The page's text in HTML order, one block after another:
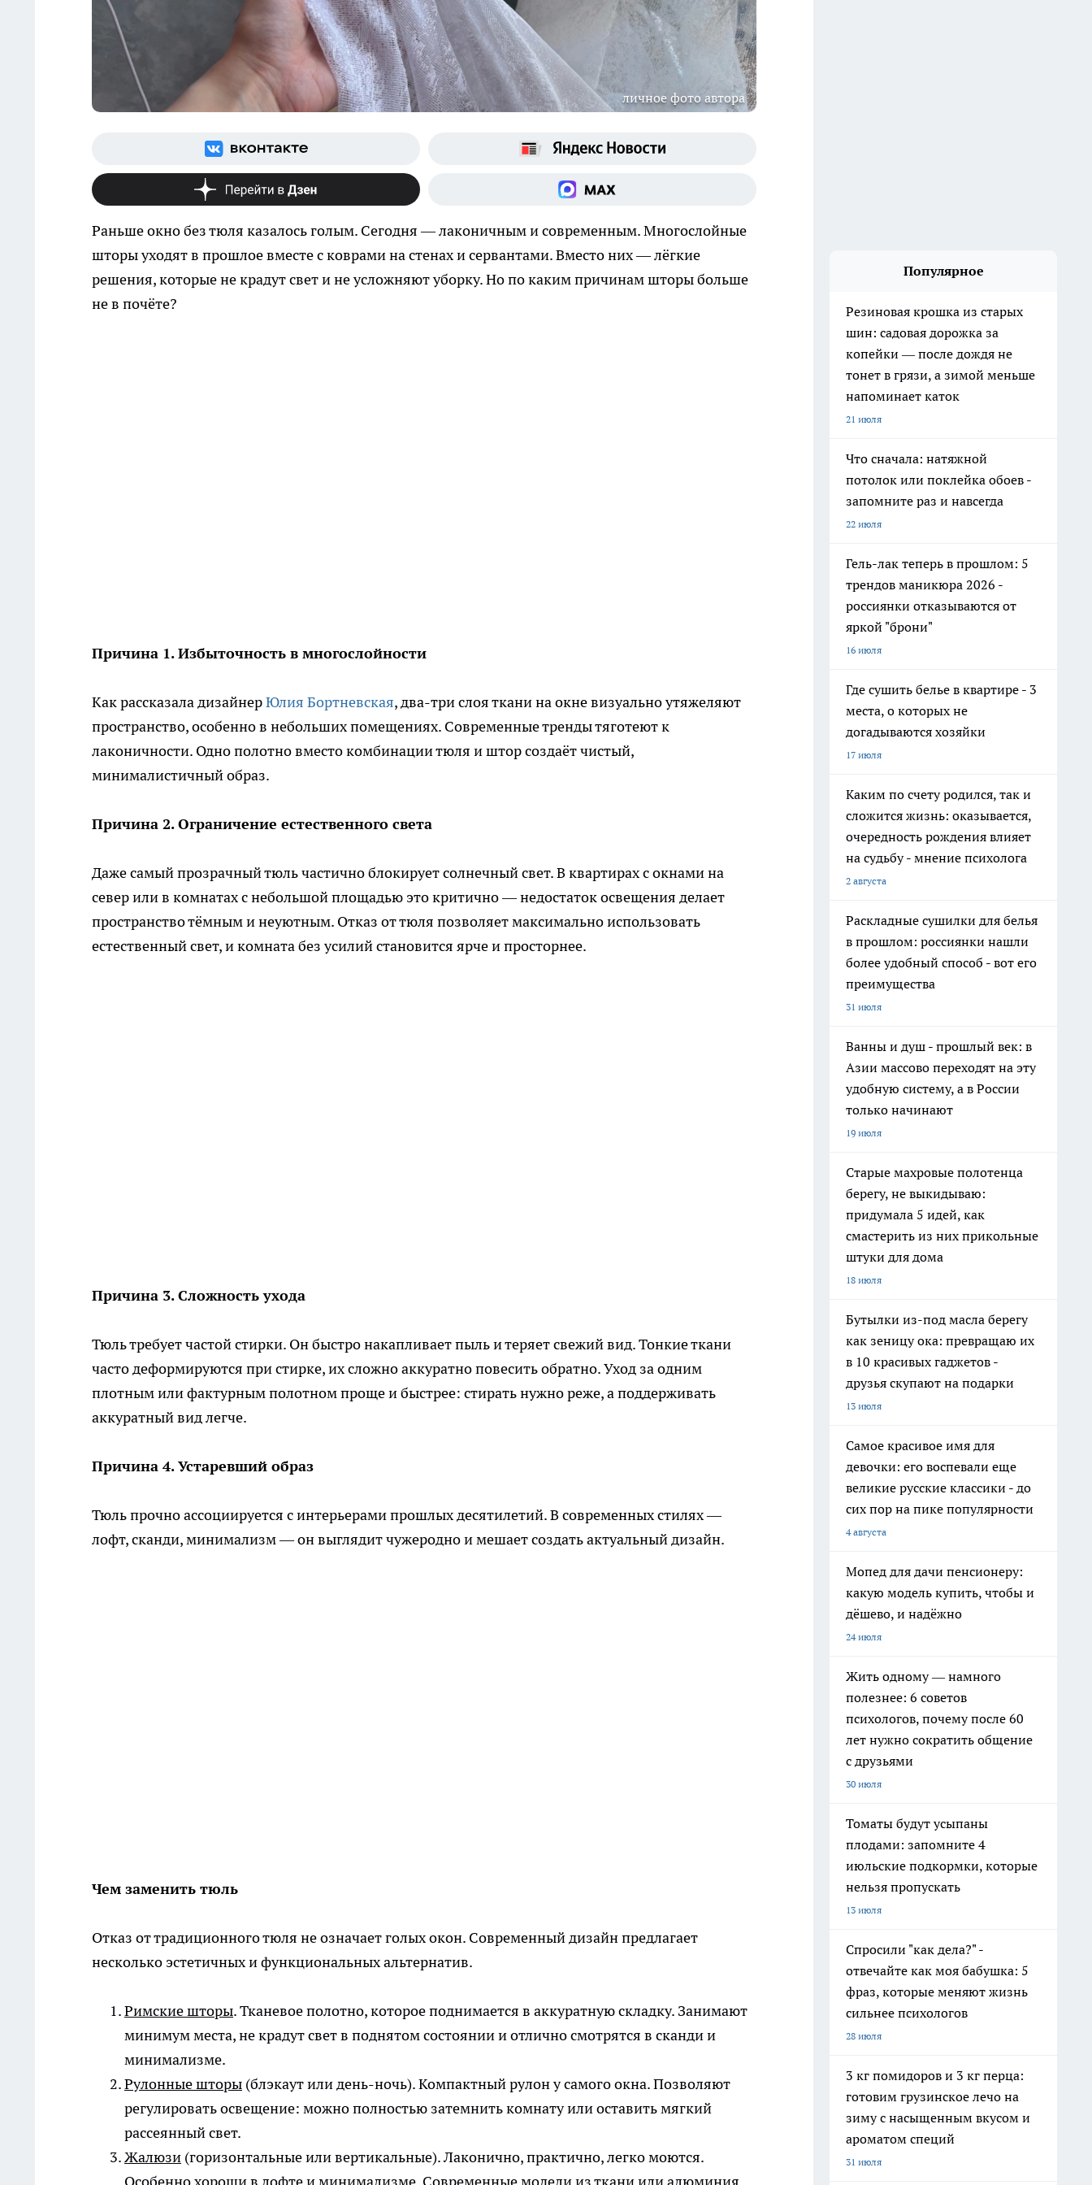
личное фото автора
Раньше окно без тюля казалось голым. Сегодня — лаконичным и современным. Многослойные
шторы уходят в прошлое вместе с коврами на стенах и сервантами. Вместо них — лёгкие
решения, которые не крадут свет и не усложняют уборку. Но по каким причинам шторы больше
не в почёте?
Причина 1. Избыточность в многослойности
Как рассказала дизайнерЮлия Бортневская, два-три слоя ткани на окне визуально утяжеляют
пространство, особенно в небольших помещениях. Современные тренды тяготеют к
лаконичности. Одно полотно вместо комбинации тюля и штор создаёт чистый,
минималистичный образ.
Причина 2. Ограничение естественного света
Даже самый прозрачный тюль частично блокирует солнечный свет. В квартирах с окнами на
север или в комнатах с небольшой площадью это критично — недостаток освещения делает
пространство тёмным и неуютным. Отказ от тюля позволяет максимально использовать
естественный свет, и комната без усилий становится ярче и просторнее.
Причина 3. Сложность ухода
Тюль требует частой стирки. Он быстро накапливает пыль и теряет свежий вид. Тонкие ткани
часто деформируются при стирке, их сложно аккуратно повесить обратно. Уход за одним
плотным или фактурным полотном проще и быстрее: стирать нужно реже, а поддерживать
аккуратный вид легче.
Причина 4. Устаревший образ
Тюль прочно ассоциируется с интерьерами прошлых десятилетий. В современных стилях —
лофт, сканди, минимализм — он выглядит чужеродно и мешает создать актуальный дизайн.
Чем заменить тюль
Отказ от традиционного тюля не означает голых окон. Современный дизайн предлагает
несколько эстетичных и функциональных альтернатив.
Римские шторы. Тканевое полотно, которое поднимается в аккуратную складку. Занимают
минимум места, не крадут свет в поднятом состоянии и отлично смотрятся в сканди и
минимализме.
Рулонные шторы (блэкаут или день-ночь). Компактный рулон у самого окна. Позволяют
регулировать освещение: можно полностью затемнить комнату или оставить мягкий
рассеянный свет.
Жалюзи (горизонтальные или вертикальные). Лаконично, практично, легко моются.
Популярное
Резиновая крошка из старых
шин: садовая дорожка за
копейки — после дождя не
тонет в грязи, а зимой меньше
напоминает каток
21 июля
Что сначала: натяжной
потолок или поклейка обоев -
запомните раз и навсегда
22 июля
Гель-лак теперь в прошлом: 5
трендов маникюра 2026 -
россиянки отказываются от
яркой "брони"
16 июля
Где сушить белье в квартире - 3
места, о которых не
догадываются хозяйки
17 июля
Каким по счету родился, так и
сложится жизнь: оказывается,
очередность рождения влияет
на судьбу - мнение психолога
2 августа
Раскладные сушилки для белья
в прошлом: россиянки нашли
более удобный способ - вот его
преимущества
31 июля
Ванны и душ - прошлый век: в
Азии массово переходят на эту
удобную систему, а в России
только начинают
19 июля
Старые махровые полотенца
берегу, не выкидываю:
придумала 5 идей, как
смастерить из них прикольные
штуки для дома
18 июля
Бутылки из-под масла берегу
как зеницу ока: превращаю их
в 10 красивых гаджетов -
друзья скупают на подарки
13 июля
Самое красивое имя для
девочки: его воспевали еще
великие русские классики - до
сих пор на пике популярности
4 августа
Мопед для дачи пенсионеру:
какую модель купить, чтобы и
дёшево, и надёжно
24 июля
Жить одному — намного
полезнее: 6 советов
психологов, почему после 60
лет нужно сократить общение
с друзьями
30 июля
Томаты будут усыпаны
плодами: запомните 4
июльские подкормки, которые
нельзя пропускать
13 июля
Спросили "как дела?" -
отвечайте как моя бабушка: 5
фраз, которые меняют жизнь
сильнее психологов
28 июля
3 кг помидоров и 3 кг перца:
готовим грузинское лечо на
зиму с насыщенным вкусом и
ароматом специй
31 июля